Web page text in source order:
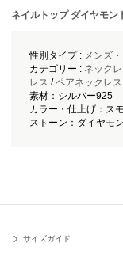
ネイルトップ ダイヤモン
性別タイプ : メンズ・
カテゴリー : ネックレ
レス /ペアネックレス
素材：シルバー925
カラー・仕上げ：ス
ストーン：ダイヤモ
サイズガイド